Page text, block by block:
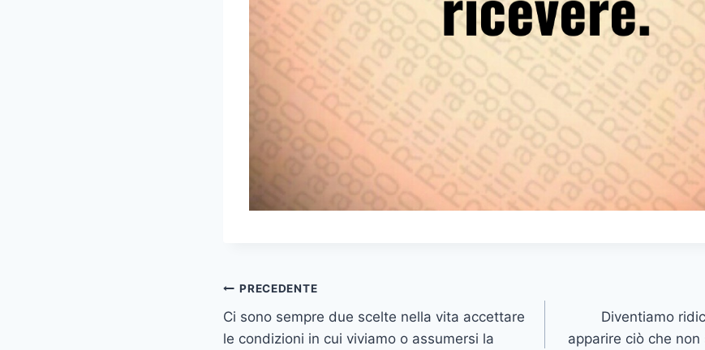
Navigazione
articoli
PRECEDENTE
Ci sono sempre due scelte nella vita accettare
le condizioni in cui viviamo o assumersi la
Diventiamo
apparire ciò che